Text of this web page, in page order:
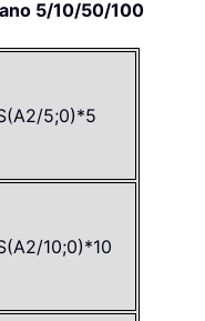
5/10/50/100
5;0)*5
10;0)*10